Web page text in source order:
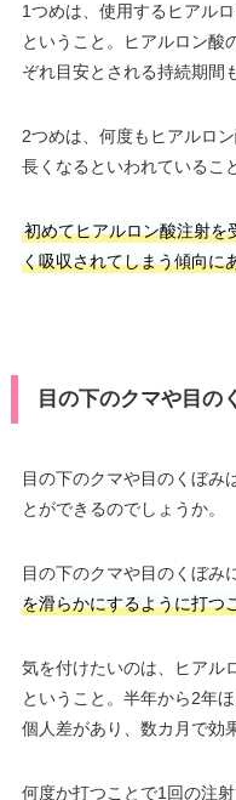
1つめは、使用するヒアル
ということ。ヒアルロン酸
ぞれ目安とされる持続期間
2つめは、何度もヒアルロ
長くなるといわれているこ
初めてヒアルロン酸注射を
く吸収されてしまう傾向に
目の下のクマや目の
目の下のクマや目のくぼみ
とができるのでしょうか。
目の下のクマや目のくぼみ
を滑らかにするように打つ
気を付けたいのは、ヒアル
ということ。半年から2年
個人差があり、数カ月で効
何度か打つことで1回の注